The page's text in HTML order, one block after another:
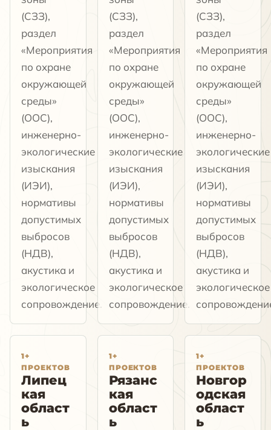
(СЗЗ),
раздел
«Мероприятия
по охране
окружающей
среды»
(ООС),
инженерно-
экологические
изыскания
(ИЭИ),
нормативы
допустимых
выбросов
(НДВ),
акустика и
экологическое
сопровождение.
(СЗЗ),
раздел
«Мероприятия
по охране
окружающей
среды»
(ООС),
инженерно-
экологические
изыскания
(ИЭИ),
нормативы
допустимых
выбросов
(НДВ),
акустика и
экологическое
сопровождение.
(СЗЗ),
раздел
«Мероприятия
по охране
окружающей
среды»
(ООС),
инженерно-
экологические
изыскания
(ИЭИ),
нормативы
допустимых
выбросов
(НДВ),
акустика и
экологическое
1+
ПРОЕКТОВ
Липец
кая
област
ь
1+
ПРОЕКТОВ
Рязанс
кая
област
ь
1+
ПРОЕКТОВ
Новгор
одская
област
ь